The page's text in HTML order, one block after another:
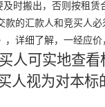
时搬出，否则按租赁
款的汇款人和竞买人
，详细了解，一经应
人可实地查
人视为对本